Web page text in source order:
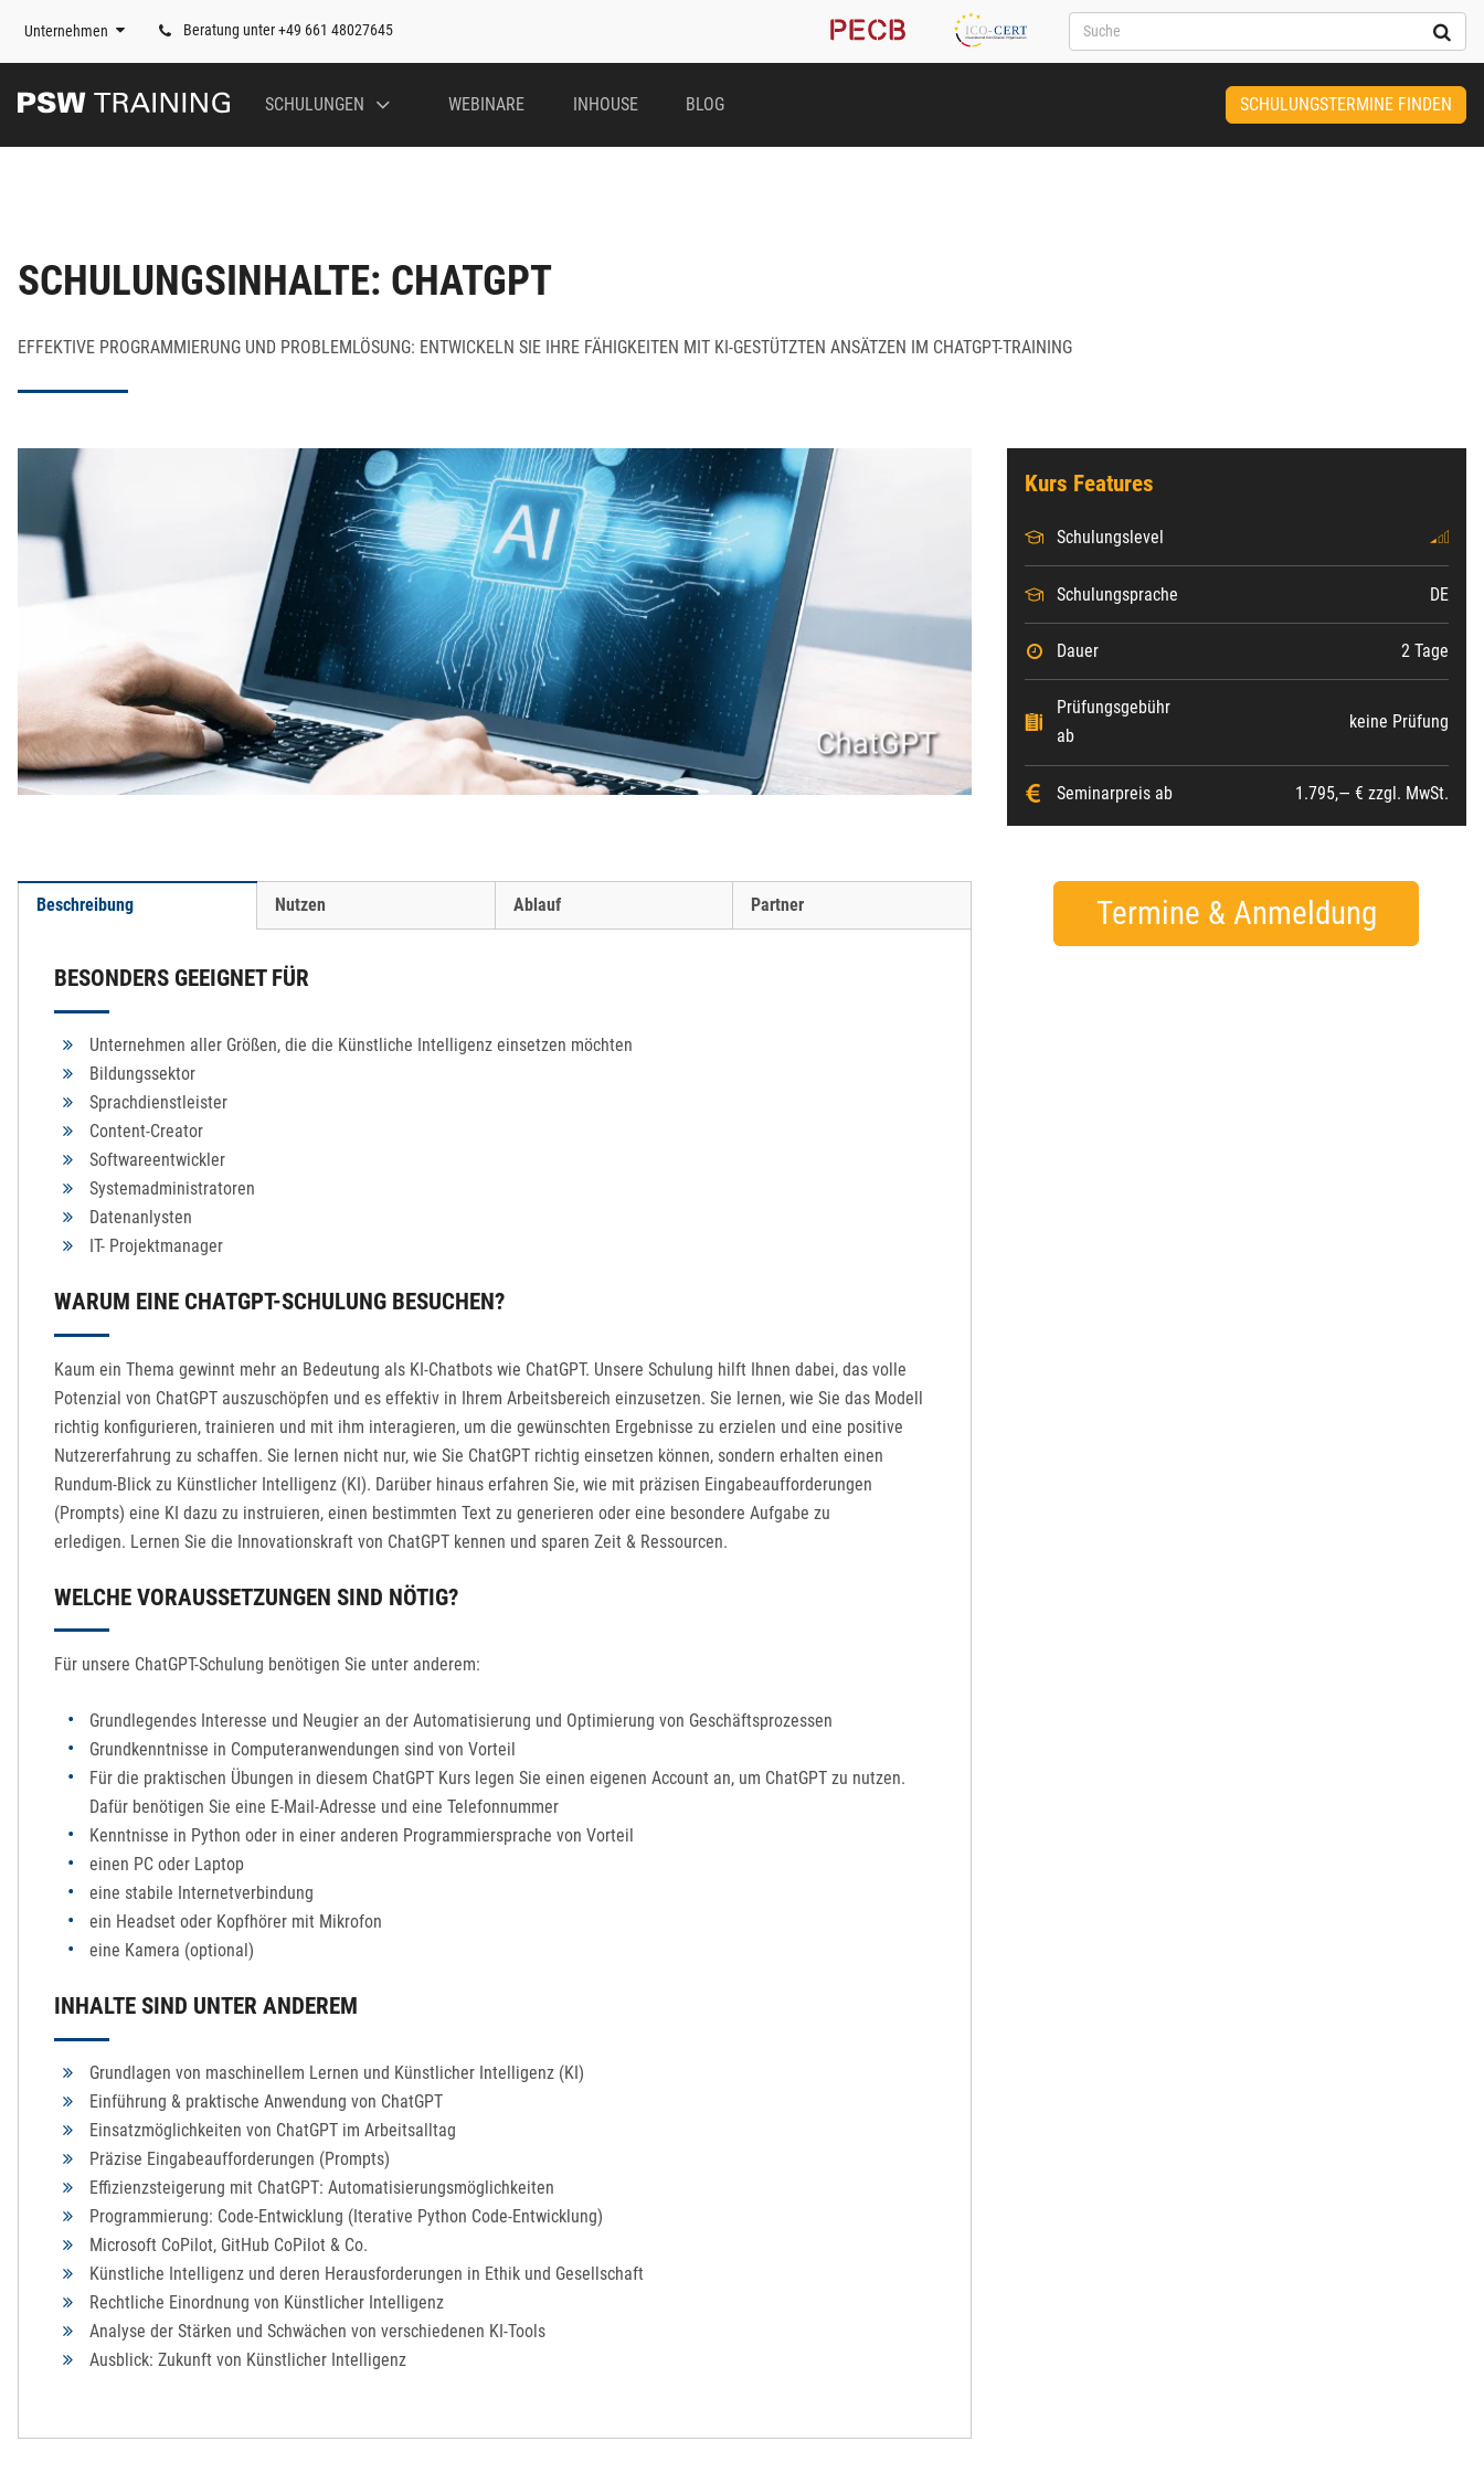
Unternehmen Beratung unter +49 661 48027645
SCHULUNGEN WEBINARE INHOUSE BLOG SCHULUNGSTERMINE FINDEN
SCHULUNGSINHALTE: CHATGPT
EFFEKTIVE PROGRAMMIERUNG UND PROBLEMLÖSUNG: ENTWICKELN SIE IHRE FÄHIGKEITEN MIT KI-GESTÜTZTEN ANSÄTZEN IM CHATGPT-TRAINING
Kurs Features
Schulungslevel
Schulungsprache DE
Dauer 2 Tage
Prüfungsgebühr
ab
keine Prüfung
Seminarpreis ab 1.795,— € zzgl. MwSt.
Beschreibung Nutzen Ablauf Partner
BESONDERS GEEIGNET FÜR
Unternehmen aller Größen, die die Künstliche Intelligenz einsetzen möchten
Bildungssektor
Sprachdienstleister
Content-Creator
Softwareentwickler
Systemadministratoren
Datenanlysten
IT- Projektmanager
WARUM EINE CHATGPT-SCHULUNG BESUCHEN?
Kaum ein Thema gewinnt mehr an Bedeutung als KI-Chatbots wie ChatGPT. Unsere Schulung hilft Ihnen dabei, das volle
Potenzial von ChatGPT auszuschöpfen und es effektiv in Ihrem Arbeitsbereich einzusetzen. Sie lernen, wie Sie das Modell
richtig konfigurieren, trainieren und mit ihm interagieren, um die gewünschten Ergebnisse zu erzielen und eine positive
Nutzererfahrung zu schaffen. Sie lernen nicht nur, wie Sie ChatGPT richtig einsetzen können, sondern erhalten einen
Rundum-Blick zu Künstlicher Intelligenz (KI). Darüber hinaus erfahren Sie, wie mit präzisen Eingabeaufforderungen
(Prompts) eine KI dazu zu instruieren, einen bestimmten Text zu generieren oder eine besondere Aufgabe zu
erledigen. Lernen Sie die Innovationskraft von ChatGPT kennen und sparen Zeit & Ressourcen.
WELCHE VORAUSSETZUNGEN SIND NÖTIG?
Für unsere ChatGPT-Schulung benötigen Sie unter anderem:
Grundlegendes Interesse und Neugier an der Automatisierung und Optimierung von Geschäftsprozessen
Grundkenntnisse in Computeranwendungen sind von Vorteil
Für die praktischen Übungen in diesem ChatGPT Kurs legen Sie einen eigenen Account an, um ChatGPT zu nutzen.
Dafür benötigen Sie eine E-Mail-Adresse und eine Telefonnummer
Kenntnisse in Python oder in einer anderen Programmiersprache von Vorteil
einen PC oder Laptop
eine stabile Internetverbindung
ein Headset oder Kopfhörer mit Mikrofon
eine Kamera (optional)
INHALTE SIND UNTER ANDEREM
Grundlagen von maschinellem Lernen und Künstlicher Intelligenz (KI)
Einführung & praktische Anwendung von ChatGPT
Einsatzmöglichkeiten von ChatGPT im Arbeitsalltag
Präzise Eingabeaufforderungen (Prompts)
Effizienzsteigerung mit ChatGPT: Automatisierungsmöglichkeiten
Programmierung: Code-Entwicklung (Iterative Python Code-Entwicklung)
Microsoft CoPilot, GitHub CoPilot & Co.
Künstliche Intelligenz und deren Herausforderungen in Ethik und Gesellschaft
Rechtliche Einordnung von Künstlicher Intelligenz
Analyse der Stärken und Schwächen von verschiedenen KI-Tools
Ausblick: Zukunft von Künstlicher Intelligenz
Termine & Anmeldung